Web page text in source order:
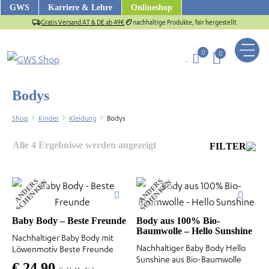
ZumGWS Karriere & Lehre Onlineshop
Gratis Versand AT & DE ab 49€ nachhaltige Produkte, fair hergestellt
0 0
Bodys
Shop Kinder Kleidung Bodys
Alle 4 Ergebnisse werden angezeigtNach
FILTER
A
N
D
E
R
S
S
C
H
E
N
K
E
N
Baby Body – Beste Freunde
Nachhaltiger Baby Body mit
Löwenmotiv Beste Freunde
Dieses
Produkt
weist
mehrere
Varianten
auf.
A
N
D
E
R
S
S
C
H
E
N
K
E
N
Body aus 100% Bio-
Baumwolle – Hello Sunshine
Nachhaltiger Baby Body Hello
Sunshine aus Bio-Baumwolle
Dieses
Produkt
weist
mehrere
Varianten
auf.